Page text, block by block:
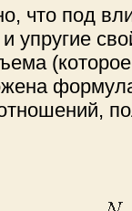
что под
упругие